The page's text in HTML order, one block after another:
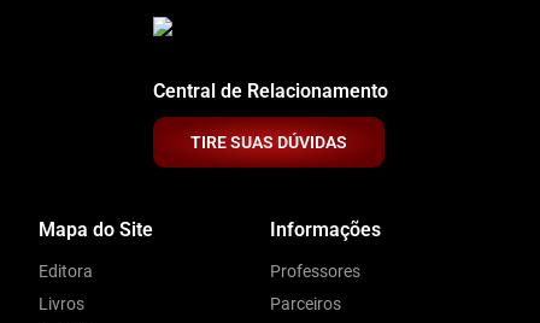
Central de Relacionamento
TIRE SUAS DÚVIDAS
Mapa do Site
Editora
Livros
Informações
Professores
Parceiros